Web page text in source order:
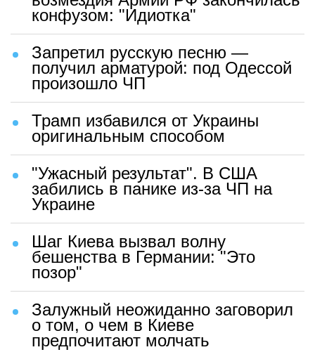
конфузом: "Идиотка"
Запретил русскую песню —
получил арматурой: под Одессой
произошло ЧП
Трамп избавился от Украины
оригинальным способом
"Ужасный результат". В США
забились в панике из-за ЧП на
Украине
Шаг Киева вызвал волну
бешенства в Германии: "Это
позор"
Залужный неожиданно заговорил
о том, о чем в Киеве
предпочитают молчать